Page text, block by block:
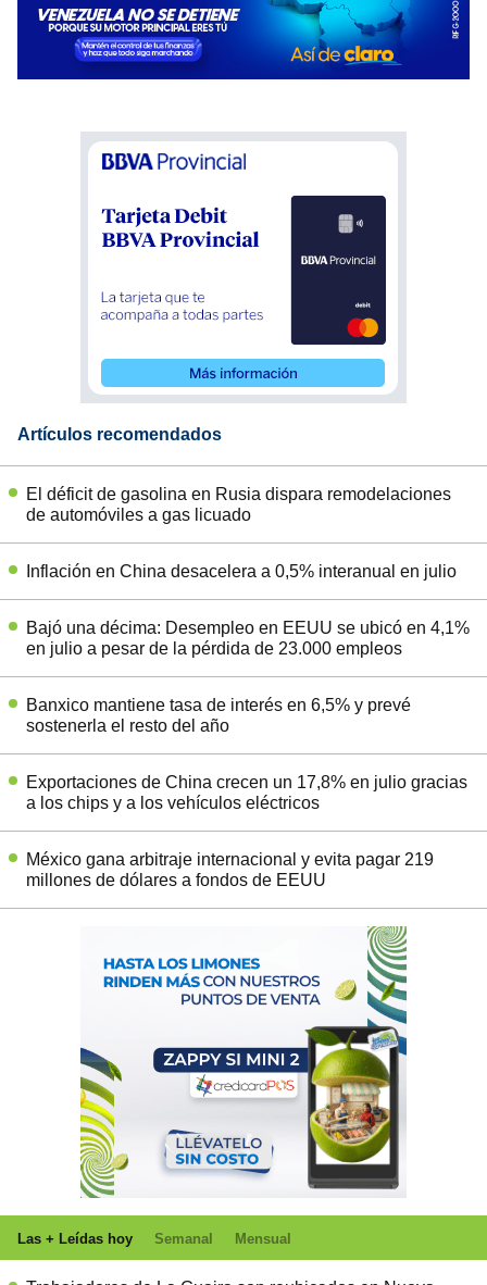
Artículos recomendados
El déficit de gasolina en Rusia dispara remodelaciones
de automóviles a gas licuado
Inflación en China desacelera a 0,5% interanual en julio
Bajó una décima: Desempleo en EEUU se ubicó en 4,1%
en julio a pesar de la pérdida de 23.000 empleos
Banxico mantiene tasa de interés en 6,5% y prevé
sostenerla el resto del año
Exportaciones de China crecen un 17,8% en julio gracias
a los chips y a los vehículos eléctricos
México gana arbitraje internacional y evita pagar 219
millones de dólares a fondos de EEUU
Las + Leídas hoy Semanal Mensual